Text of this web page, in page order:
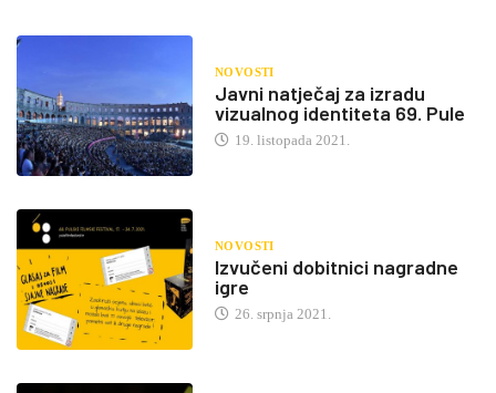
NOVOSTI
Javni natječaj za izradu
vizualnog identiteta 69. Pule
19. listopada 2021.
NOVOSTI
Izvučeni dobitnici nagradne
igre
26. srpnja 2021.